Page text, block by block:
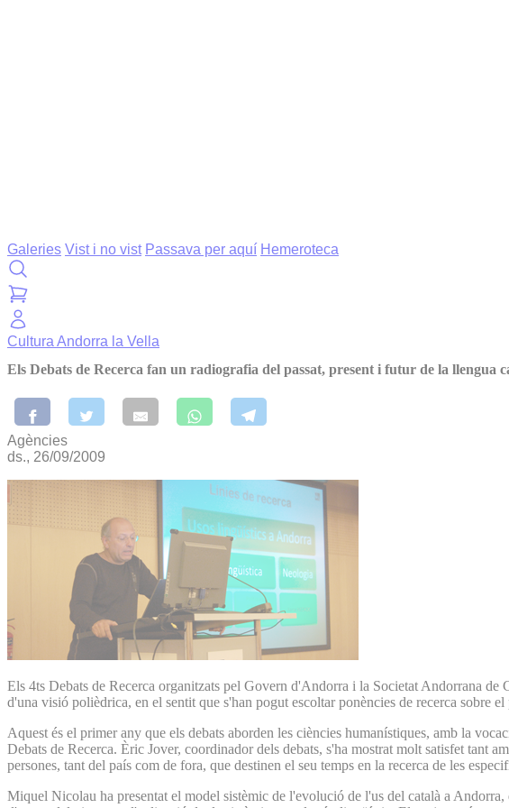
Galeries Vist i no vist Passava per aquí Hemeroteca
Cultura Andorra la Vella
Els Debats de Recerca fan un radiografia del passat, present i futur de la llengua
Agències
ds., 26/09/2009
Els 4ts Debats de Recerca organitzats pel Govern d'Andorra i la Societat Andorrana de
d'una visió polièdrica, en el sentit que s'han pogut escoltar ponències de recerca sobre
Aquest és el primer any que els debats aborden les ciències humanístiques, amb la
Debats de Recerca. Èric Jover, coordinador dels debats, s'ha mostrat molt satisfet tant
persones, tant del país com de fora, que destinen el seu temps en la recerca de les
Miquel Nicolau ha presentat el model sistèmic de l'evolució de l'us del català a